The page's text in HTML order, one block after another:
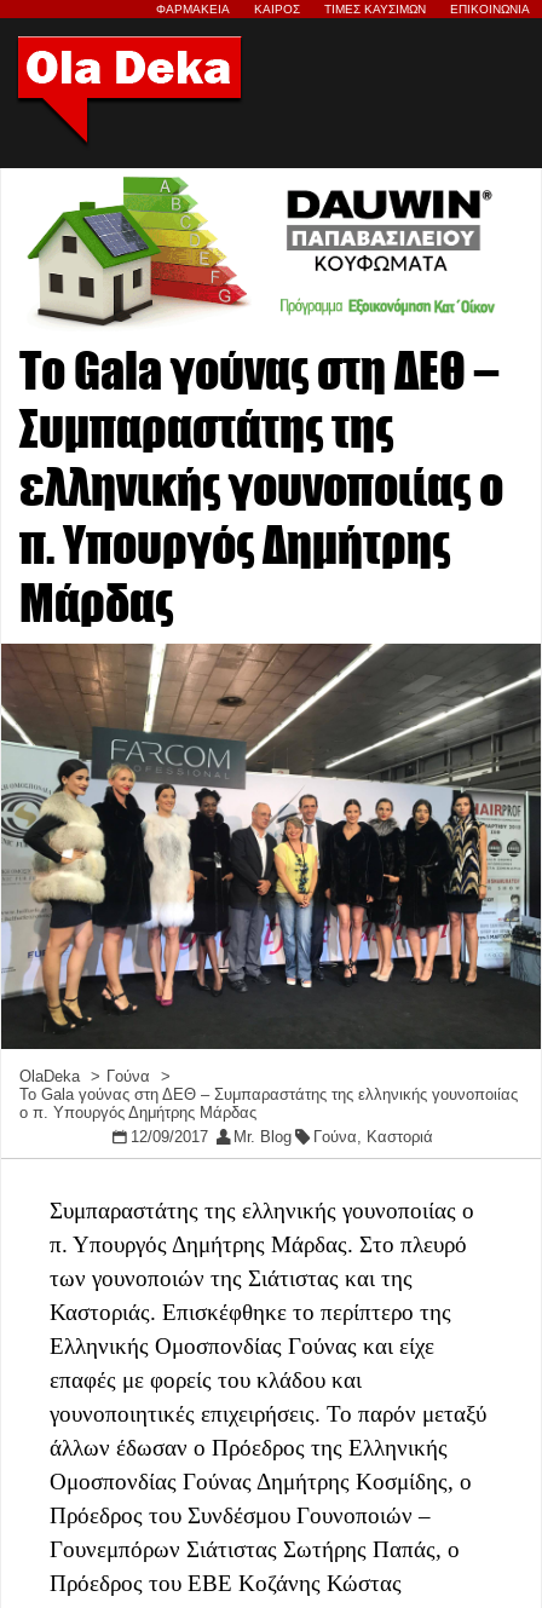
ΦΑΡΜΑΚΕΙΑ ΚΑΙΡΟΣ ΤΙΜΕΣ ΚΑΥΣΙΜΩΝ ΕΠΙΚΟΙΝΩΝΙΑ
To Gala γούνας στη ΔΕΘ –
Συμπαραστάτης της
ελληνικής γουνοποιίας ο
π. Υπουργός Δημήτρης
Μάρδας
OlaDeka
Γούνα
To Gala γούνας στη ΔΕΘ – Συμπαραστάτης της ελληνικής γουνοποιίας
ο π. Υπουργός Δημήτρης Μάρδας
12/09/2017
Mr. Blog Γούνα Καστοριά
Συμπαραστάτης της ελληνικής γουνοποιίας ο
π. Υπουργός Δημήτρης Μάρδας. Στο πλευρό
των γουνοποιών της Σιάτιστας και της
Καστοριάς. Επισκέφθηκε το περίπτερο της
Ελληνικής Ομοσπονδίας Γούνας και είχε
επαφές με φορείς του κλάδου και
γουνοποιητικές επιχειρήσεις. Το παρόν μεταξύ
άλλων έδωσαν ο Πρόεδρος της Ελληνικής
Ομοσπονδίας Γούνας Δημήτρης Κοσμίδης, ο
Πρόεδρος του Συνδέσμου Γουνοποιών –
Γουνεμπόρων Σιάτιστας Σωτήρης Παπάς, ο
Πρόεδρος του ΕΒΕ Κοζάνης Κώστας